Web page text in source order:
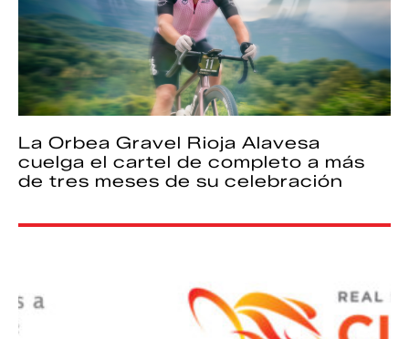
La Orbea Gravel Rioja Alavesa
cuelga el cartel de completo a más
de tres meses de su celebración